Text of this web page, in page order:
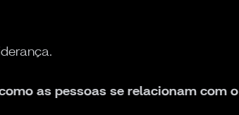
as pessoas se relacionam com o